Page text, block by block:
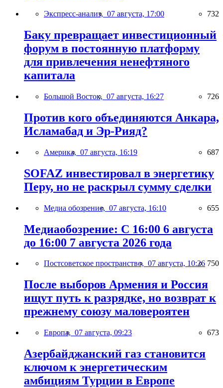
Экспресс-анализ, 07 августа, 17:00 732
Баку превращает инвестиционный
форум в постоянную платформу
для привлечения ненефтяного
капитала
Большой Восток, 07 августа, 16:27 726
Против кого объединяются Анкара,
Исламабад и Эр-Рияд?
Америка, 07 августа, 16:19 687
SOFAZ инвестировал в энергетику
Перу, но не раскрыл сумму сделки
Медиа обозрение, 07 августа, 16:10 655
Медиаобозрение: С 16:00 6 августа
до 16:00 7 августа 2026 года
Постсоветское пространство, 07 августа, 10:26 750
После выборов Армения и Россия
ищут путь к разрядке, но возврат к
прежнему союзу маловероятен
Европа, 07 августа, 09:23 673
Азербайджанский газ становится
ключом к энергетическим
амбициям Турции в Европе